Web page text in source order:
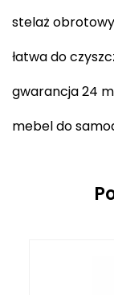
stelaż obrotowy
łatwa do
gwarancja 24
mebel do